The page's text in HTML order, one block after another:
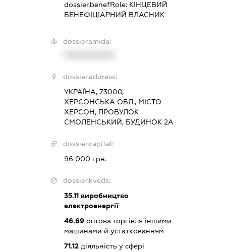
dossier.benefRole: КІНЦЕВИЙ
БЕНЕФІЦІАРНИЙ ВЛАСНИК
dossier.smida:
dossier.address:
УКРАЇНА, 73000,
ХЕРСОНСЬКА ОБЛ., МІСТО
ХЕРСОН, ПРОВУЛОК
СМОЛЕНСЬКИЙ, БУДИНОК 2А
dossier.capital:
96 000 грн.
dossier.kveds:
35.11 виробництво
електроенергії
46.69 оптова торгівля іншими
машинами й устаткованням
71.12 діяльність у сфері